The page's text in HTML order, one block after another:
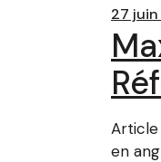
27
Article
en